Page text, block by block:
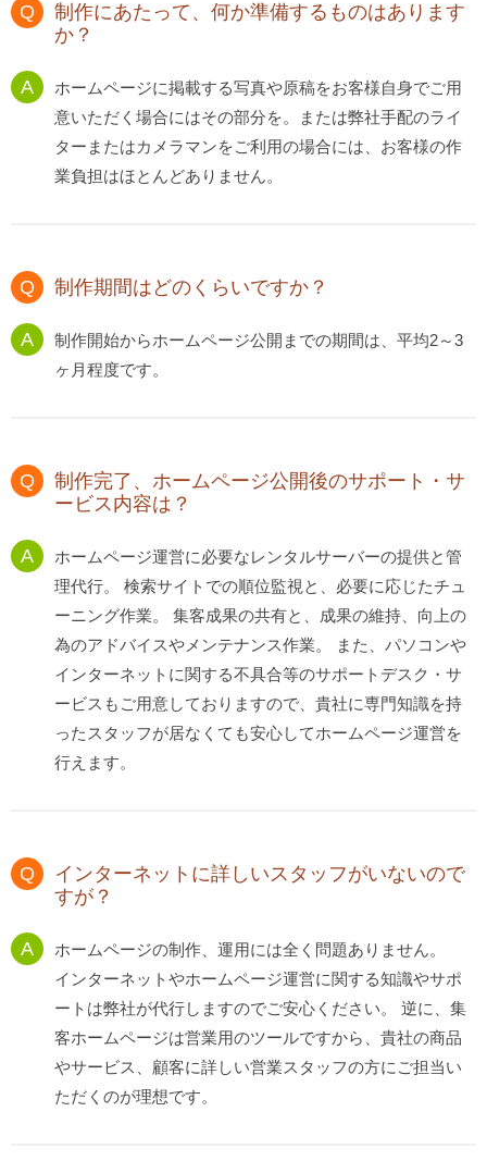
制作にあたって、何か準備するものはあります
か？
ホームページに掲載する写真や原稿をお客様自身でご用
意いただく場合にはその部分を。または弊社手配のライ
ターまたはカメラマンをご利用の場合には、お客様の作
業負担はほとんどありません。
制作期間はどのくらいですか？
制作開始からホームページ公開までの期間は、平均2～3
ヶ月程度です。
制作完了、ホームページ公開後のサポート・サ
ービス内容は？
ホームページ運営に必要なレンタルサーバーの提供と管
理代行。 検索サイトでの順位監視と、必要に応じたチュ
ーニング作業。 集客成果の共有と、成果の維持、向上の
為のアドバイスやメンテナンス作業。 また、パソコンや
インターネットに関する不具合等のサポートデスク・サ
ービスもご用意しておりますので、貴社に専門知識を持
ったスタッフが居なくても安心してホームページ運営を
行えます。
インターネットに詳しいスタッフがいないので
すが？
ホームページの制作、運用には全く問題ありません。
インターネットやホームページ運営に関する知識やサポ
ートは弊社が代行しますのでご安心ください。 逆に、集
客ホームページは営業用のツールですから、貴社の商品
やサービス、顧客に詳しい営業スタッフの方にご担当い
ただくのが理想です。